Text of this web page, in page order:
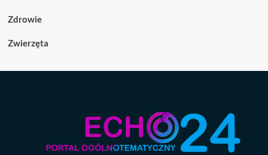
Zdrowie
Zwierzęta